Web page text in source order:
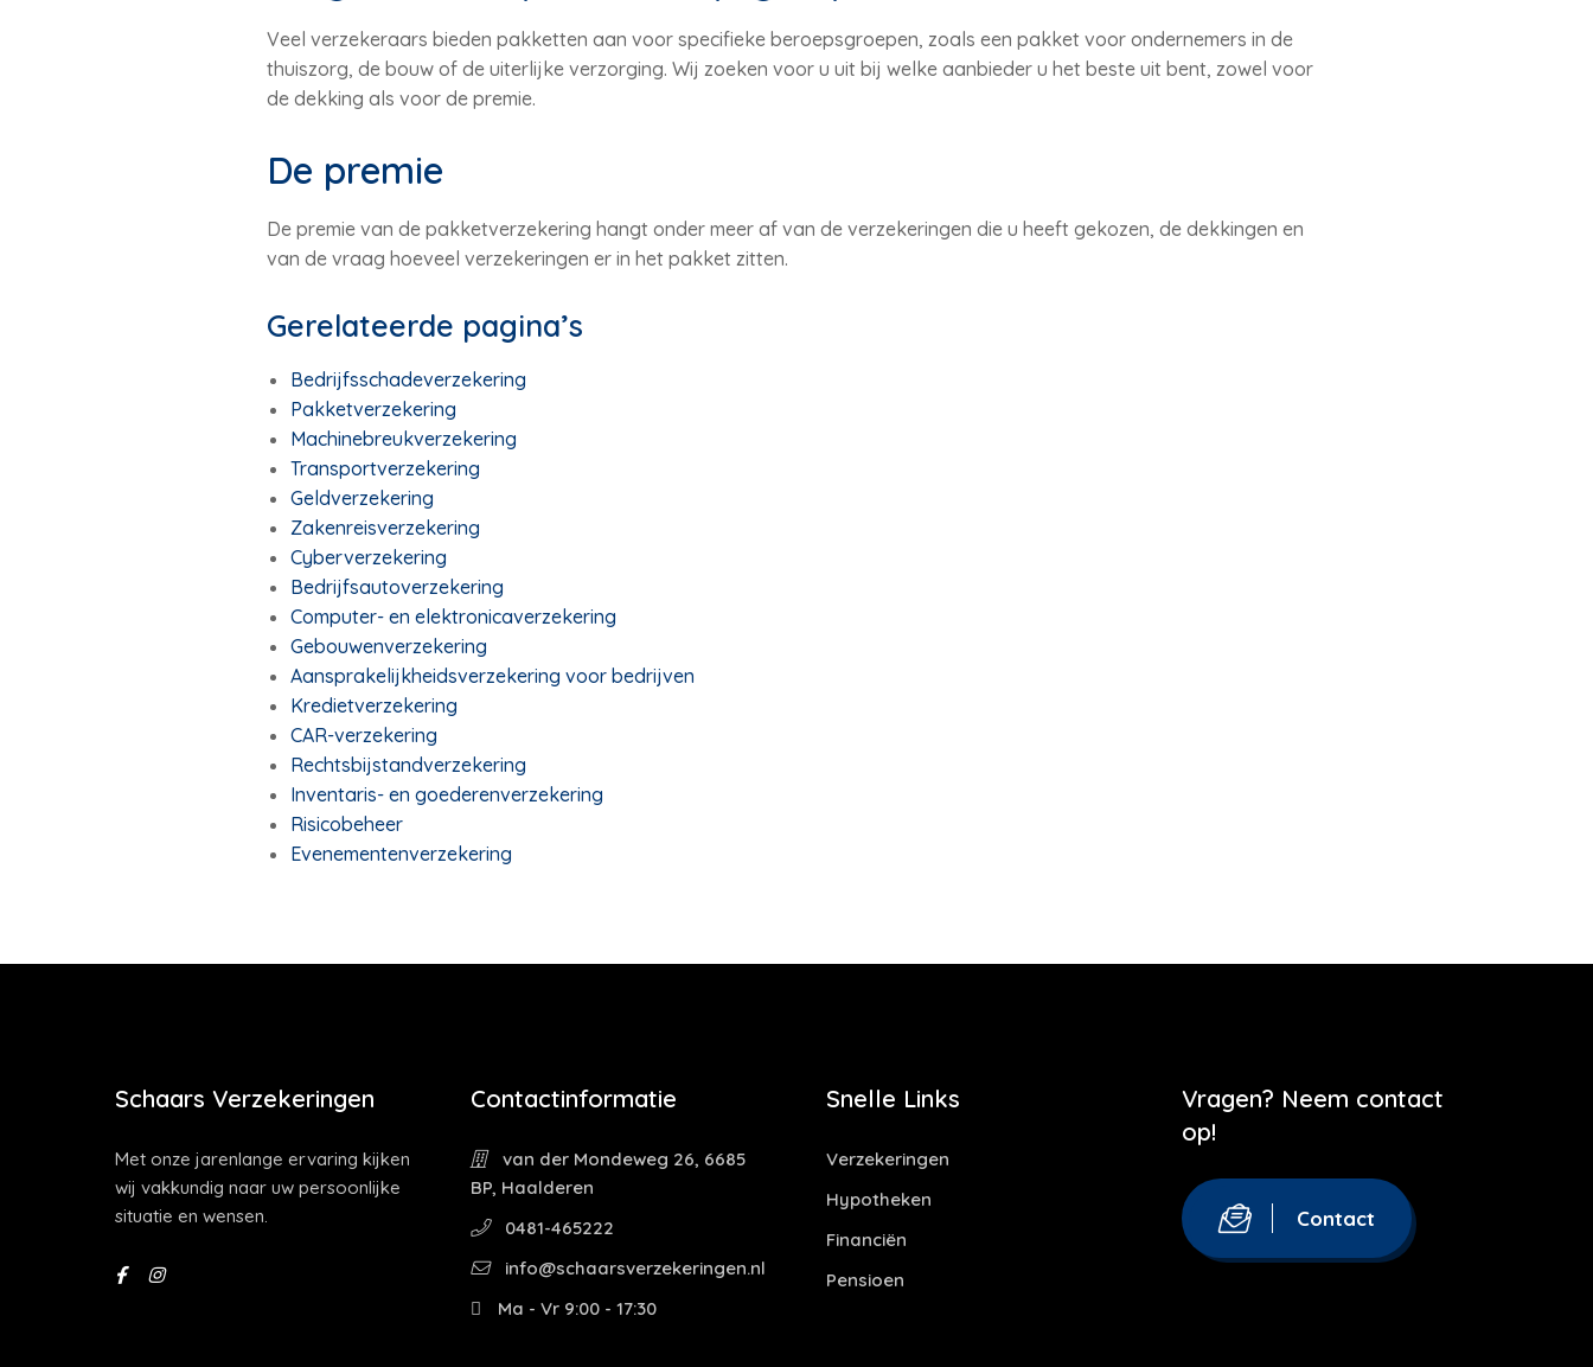
Veel verzekeraars bieden pakketten aan voor specifieke beroepsgroepen, zoals een pakket voor ondernemers in de
thuiszorg, de bouw of de uiterlijke verzorging. Wij zoeken voor u uit bij welke aanbieder u het beste uit bent, zowel voor
de dekking als voor de premie.
De premie
De premie van de pakketverzekering hangt onder meer af van de verzekeringen die u heeft gekozen, de dekkingen en
van de vraag hoeveel verzekeringen er in het pakket zitten.
Gerelateerde pagina’s
Bedrijfsschadeverzekering
Pakketverzekering
Machinebreukverzekering
Transportverzekering
Geldverzekering
Zakenreisverzekering
Cyberverzekering
Bedrijfsautoverzekering
Computer- en elektronicaverzekering
Gebouwenverzekering
Aansprakelijkheidsverzekering voor bedrijven
Kredietverzekering
CAR-verzekering
Rechtsbijstandverzekering
Inventaris- en goederenverzekering
Risicobeheer
Evenementenverzekering
Schaars Verzekeringen
Met onze jarenlange ervaring kijken
wij vakkundig naar uw persoonlijke
situatie en wensen.
Contactinformatie
van der Mondeweg 26, 6685
BP, Haalderen
0481-465222
info@schaarsverzekeringen.nl
Ma - Vr 9:00 - 17:30
Snelle Links
Verzekeringen
Hypotheken
Financiën
Pensioen
Vragen? Neem contact
op!
Contact